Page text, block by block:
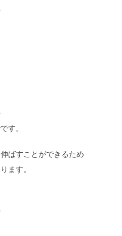
です。
ばすことができるため
ます。